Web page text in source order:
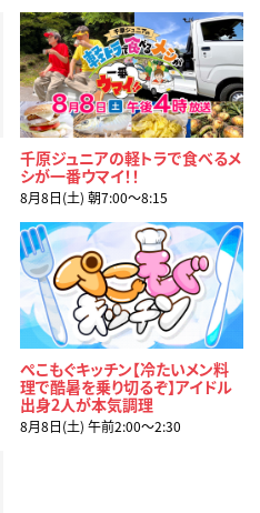
千原ジュニアの軽トラで食べるメ
シが一番ウマイ！！
8月8日(土) 朝7:00〜8:15
ぺこもぐキッチン【冷たいメン料
理で酷暑を乗り切るぞ】アイドル
出身2人が本気調理
8月8日(土) 午前2:00〜2:30